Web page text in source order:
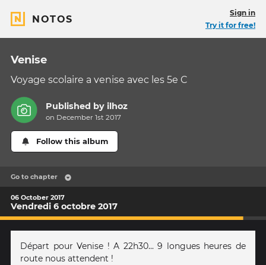
NOTOS
Sign in
Try it for free!
Venise
Voyage scolaire a venise avec les 5e C
Published byilhoz
on December 1st 2017
Follow this album
Go to chapter
06 October 2017
Vendredi 6 octobre 2017
Départ pour Venise ! A 22h30... 9 longues heures de
route nous attendent !